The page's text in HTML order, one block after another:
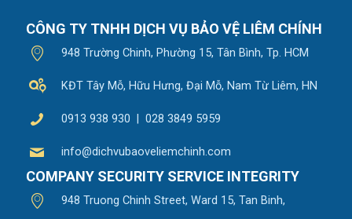
CÔNG TY TNHH DỊCH VỤ BẢO VỆ LIÊM CHÍNH
948 Trường Chinh, Phường 15, Tân Bình, Tp. HCM
KĐT Tây Mỗ, Hữu Hưng, Đại Mỗ, Nam Từ Liêm, HN
0913 938 930 | 028 3849 5959
info@dichvubaoveliemchinh.com
COMPANY SECURITY SERVICE INTEGRITY
948 Truong Chinh Street, Ward 15, Tan Binh,